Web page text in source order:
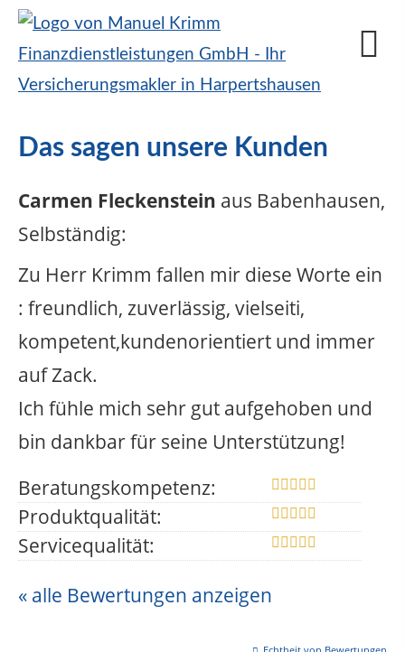
Das sagen unsere Kunden
Carmen Fleckenstein aus Babenhausen,
Selbständig:
Zu Herr Krimm fallen mir diese Worte ein
: freundlich, zuverlässig, vielseiti,
kompetent,kundenorientiert und immer
auf Zack.
Ich fühle mich sehr gut aufgehoben und
bin dankbar für seine Unterstützung!
Beratungskompetenz:
Produktqualität:
Servicequalität:
« alle Bewertungen anzeigen